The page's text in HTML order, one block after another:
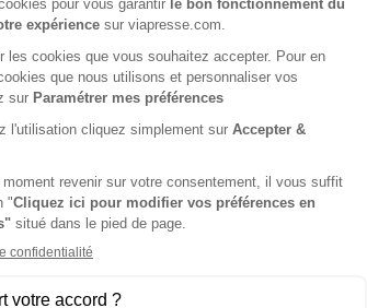
je me sens bien ! Les thèmes
vous ? Cette revue est conçue et
L'AVIS DE